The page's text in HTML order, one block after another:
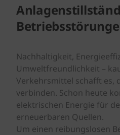
Nachhaltigkeit,
Umweltfreundlichkeit –
Verkehrsmittel schafft es,
verbinden. Schon heute
elektrischen Energie für
erneuerbaren Quellen.
Um einen reibungslosen